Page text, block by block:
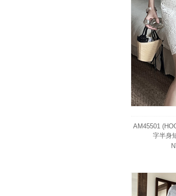
AM45501
字半身